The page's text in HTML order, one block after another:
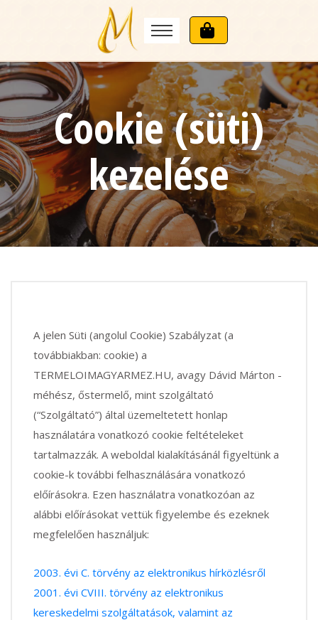
Cookie (süti)
kezelése
A jelen Süti (angolul Cookie) Szabályzat (a
továbbiakban: cookie) a
TERMELOIMAGYARMEZ.HU, avagy Dávid Márton -
méhész, őstermelő, mint szolgáltató
(“Szolgáltató”) által üzemeltetett honlap
használatára vonatkozó cookie feltételeket
tartalmazzák. A weboldal kialakításánál figyeltünk a
cookie-k további felhasználására vonatkozó
előírásokra. Ezen használatra vonatkozóan az
alábbi előírásokat vettük figyelembe és ezeknek
megfelelően használjuk:
2003. évi C. törvény az elektronikus hírközlésről
2001. évi CVIII. törvény az elektronikus
kereskedelmi szolgáltatások, valamint az